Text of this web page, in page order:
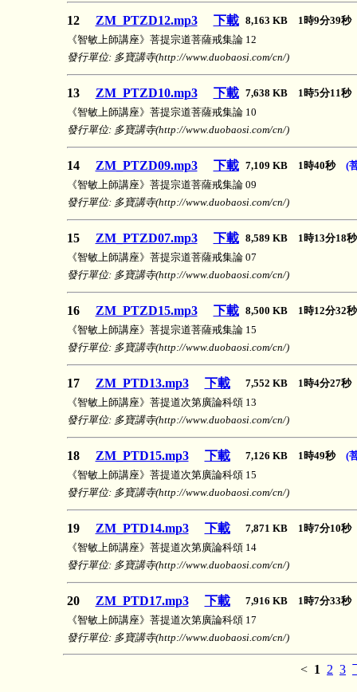
12 ZM_PTZD12.mp3 下載 8,163 KB 1時9分39
《智敏上師講座》菩提宗道菩薩戒集論 12
發行單位: 多寶講寺(http://www.duobaosi.com/cn/)
13 ZM_PTZD10.mp3 下載 7,638 KB 1時5分11
《智敏上師講座》菩提宗道菩薩戒集論 10
發行單位: 多寶講寺(http://www.duobaosi.com/cn/)
14 ZM_PTZD09.mp3 下載 7,109 KB 1時40秒 (
《智敏上師講座》菩提宗道菩薩戒集論 09
發行單位: 多寶講寺(http://www.duobaosi.com/cn/)
15 ZM_PTZD07.mp3 下載 8,589 KB 1時13分18
《智敏上師講座》菩提宗道菩薩戒集論 07
發行單位: 多寶講寺(http://www.duobaosi.com/cn/)
16 ZM_PTZD15.mp3 下載 8,500 KB 1時12分32
《智敏上師講座》菩提宗道菩薩戒集論 15
發行單位: 多寶講寺(http://www.duobaosi.com/cn/)
17 ZM_PTD13.mp3 下載
7,552 KB 1時4分27
《智敏上師講座》菩提道次第廣論科頌 13
發行單位: 多寶講寺(http://www.duobaosi.com/cn/)
18 ZM_PTD15.mp3 下載 7,126 KB 1時49秒 (
《智敏上師講座》菩提道次第廣論科頌 15
發行單位: 多寶講寺(http://www.duobaosi.com/cn/)
19 ZM_PTD14.mp3 下載
7,871 KB 1時7分10
《智敏上師講座》菩提道次第廣論科頌 14
發行單位: 多寶講寺(http://www.duobaosi.com/cn/)
20 ZM_PTD17.mp3 下載
7,916 KB 1時7分33
《智敏上師講座》菩提道次第廣論科頌 17
發行單位: 多寶講寺(http://www.duobaosi.com/cn/)
< 1 2 3